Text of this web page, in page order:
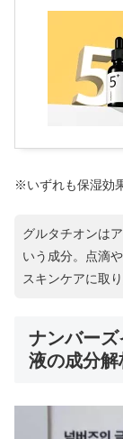
※いずれも保湿効
グルタチオンは
いう成分。点滴
スキンケアに取
ナンバー
液の成分解